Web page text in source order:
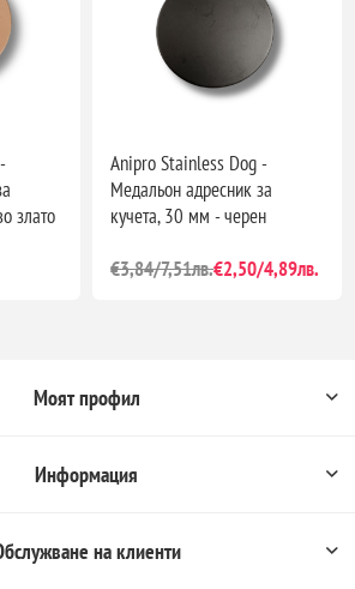
злато
Anipro Stainless Dog -
Медальон адресник за
кучета, 30 мм - черен
€3,84/7,51лв.€2,50/4,89лв.
Моят профил
Информация
на клиенти